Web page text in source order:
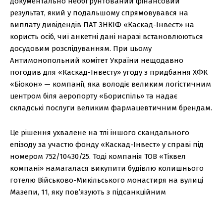
результат, який у подальшому спрямовувався на
виплату дивідендів ПАТ ЗНКІФ «Каскад-Інвест» на
користь осіб, чиї анкетні дані наразі встановлюються
досудовим розслідуванням. При цьому
Антимонопольний комітет України нещодавно
погодив для «Каскад-Інвесту» угоду з придбання ХФК
«Біокон» — компанії, яка володіє великим логістичним
центром біля аеропорту «Бориспіль» та надає
складські послуги великим фармацевтичним брендам.
Це рішення ухвалене на тлі іншого скандального
епізоду за участю фонду «Каскад-Інвест» у справі під
номером 752/10430/25. Тоді компанія ТОВ «Тіквел
компані» намагалася викупити будівлю колишнього
готелю Військово-Микільського монастиря на вулиці
Мазепи, 11, яку пов’язують з підсанкційним